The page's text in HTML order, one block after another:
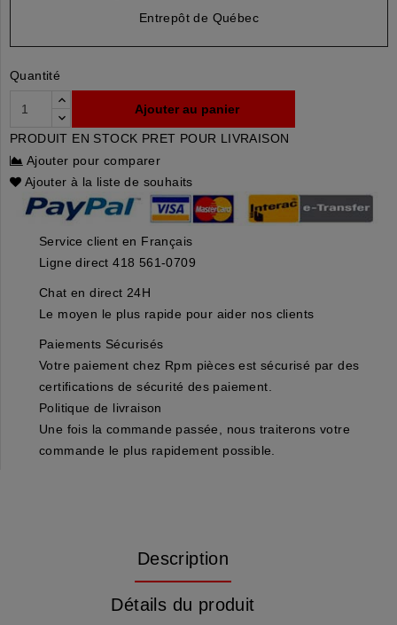
Entrepôt de Québec
Quantité
Ajouter au panier
PRODUIT EN STOCK PRET POUR LIVRAISON
Ajouter pour comparer
Ajouter à la liste de souhaits
Service client en Français
Ligne direct 418 561-0709
Chat en direct 24H
Le moyen le plus rapide pour aider nos clients
Paiements Sécurisés
Votre paiement chez Rpm pièces est sécurisé par des
certifications de sécurité des paiement.
Politique de livraison
Une fois la commande passée, nous traiterons votre
commande le plus rapidement possible.
Description
Détails du produit